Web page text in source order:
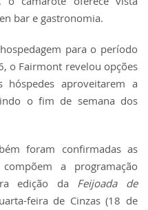
bar e gastronomia.
para o período
o Fairmont revelou opções
hóspedes aproveitarem a
o fim de semana dos
foram confirmadas as
a programação
edição da Feijoada de
feira de Cinzas (18 de